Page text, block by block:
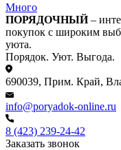
Много
ПОРЯДОЧНЫЙ–
покупок с широким
уюта.
Порядок. Уют. Выгода.
690039, Прим. Край,
info@poryadok-online.ru
8 (423) 239-24-42
Заказать звонок